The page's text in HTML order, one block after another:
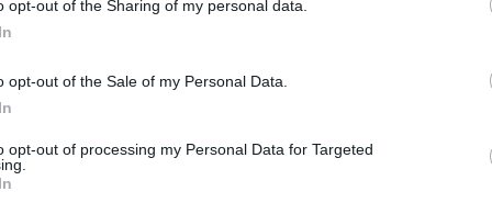
opt-out of the Sharing of my personal data.
opt-out of the Sale of my Personal Data.
opt-out of processing my Personal Data for Targeted